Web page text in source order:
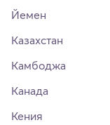
Йемен
Казахстан
Камбоджа
Канада
Кения